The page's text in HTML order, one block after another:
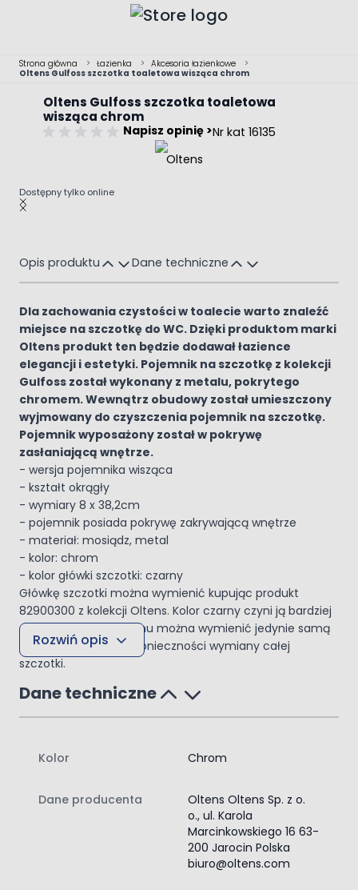
Strona główna > Łazienka > Akcesoria łazienkowe
>
Oltens Gulfoss szczotka toaletowa wisząca chrom
Oltens Gulfoss szczotka toaletowa
wisząca chrom
Napisz opinię >Nr kat 16135
Dostępny tylko online
Main image
Click to view image in fullscreen
Opis produktu Dane techniczne
Dla zachowania czystości w toalecie warto znaleźć
miejsce na szczotkę do WC. Dzięki produktom marki
Oltens produkt ten będzie dodawał łazience
elegancji i estetyki. Pojemnik na szczotkę z kolekcji
Gulfoss został wykonany z metalu, pokrytego
chromem. Wewnątrz obudowy został umieszczony
wyjmowany do czyszczenia pojemnik na szczotkę.
Pojemnik wyposażony został w pokrywę
zasłaniającą wnętrze.
- wersja pojemnika wisząca
- kształt okrągły
- wymiary 8 x 38,2cm
- pojemnik posiada pokrywę zakrywającą wnętrze
- materiał: mosiądz, metal
- kolor: chrom
- kolor główki szczotki: czarny
Główkę szczotki można wymienić kupując produkt
82900300 z kolekcji Oltens. Kolor czarny czyni ją bardziej
estetyczną. Dzięki temu można wymienić jedynie samą
główkę szczotki, bez konieczności wymiany całej
szczotki.
Rozwiń opis
Dane techniczne
Kolor Chrom
Dane producenta
Oltens Oltens Sp. z o.
o., ul. Karola
Marcinkowskiego 16 63-
200 Jarocin Polska
biuro@oltens.com